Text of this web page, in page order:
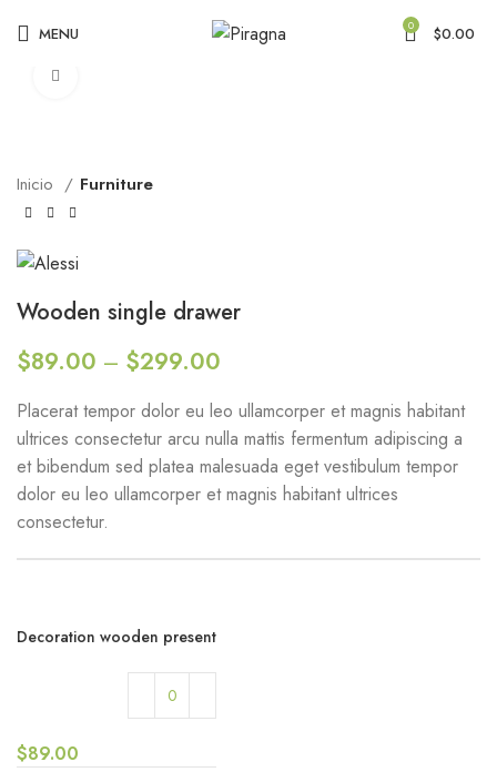
MENU 0 $0.00
Inicio Furniture
Wooden single drawer
$89.00 – $299.00
Placerat tempor dolor eu leo ullamcorper et magnis habitant
ultrices consectetur arcu nulla mattis fermentum adipiscing a
et bibendum sed platea malesuada eget vestibulum tempor
dolor eu leo ullamcorper et magnis habitant ultrices
consectetur.
Decoration wooden present
$89.00